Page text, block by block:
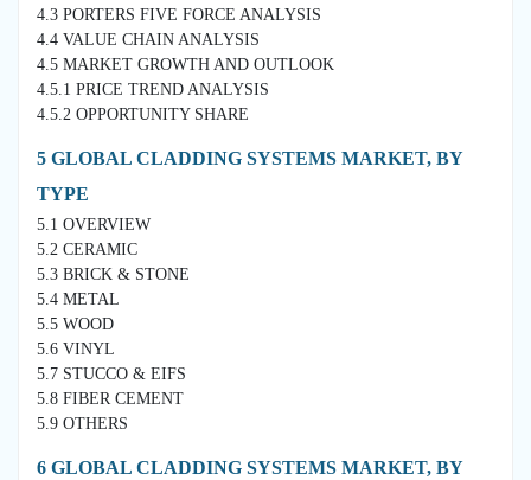
4.3 PORTERS FIVE FORCE ANALYSIS
4.4 VALUE CHAIN ANALYSIS
4.5 MARKET GROWTH AND OUTLOOK
4.5.1 PRICE TREND ANALYSIS
4.5.2 OPPORTUNITY SHARE
5 GLOBAL CLADDING SYSTEMS MARKET, BY
TYPE
5.1 OVERVIEW
5.2 CERAMIC
5.3 BRICK & STONE
5.4 METAL
5.5 WOOD
5.6 VINYL
5.7 STUCCO & EIFS
5.8 FIBER CEMENT
5.9 OTHERS
6 GLOBAL CLADDING SYSTEMS MARKET, BY